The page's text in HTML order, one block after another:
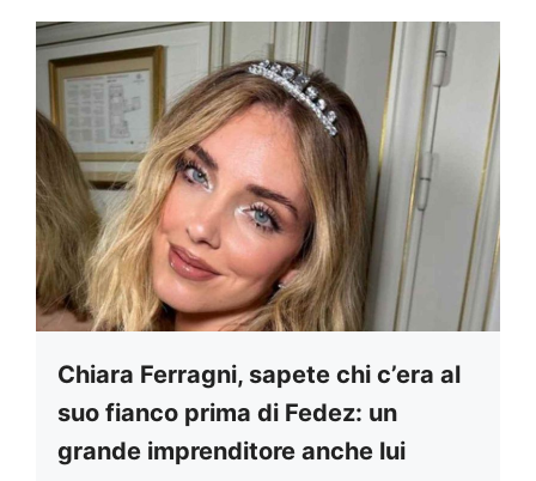
Chiara Ferragni, sapete chi c’era al
suo fianco prima di Fedez: un
grande imprenditore anche lui